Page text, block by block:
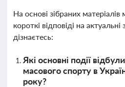
На основі зібраних
короткі відповіді на
дізнаєтесь:
Які основні події
масового спорту в
року?